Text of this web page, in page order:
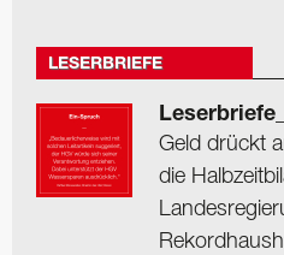
LESERBRIEFE
Geld drückt
die